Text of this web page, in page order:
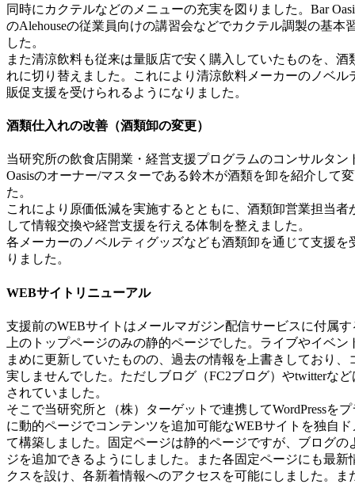
同時にカクテルなどのメニューの充実を図りました。Bar
のAlehouseの従業員向けの講習会などでカクテル調製の基本
した。
また清涼飲料も従来は量販店で安く購入していたものを、酒
れに切り替えました。これにより清涼飲料メーカーのノベル
販促支援を受けられるようになりました。
酒類仕入れの改善（酒類卸の変更）
当研究所の飲食店開業・経営支援プログラムのコンサルタン
Oasisのオーナー/マスターである鈴木が酒類を卸を紹介して
た。
これにより原価低減を実施するとともに、酒類卸営業担当者
して情報交換や経営支援を行える体制を整えました。
各メーカーのノベルティグッズなども酒類卸を通じて支援を
りました。
WEBサイトリニューアル
支援前のWEBサイトはメールマガジン配信サービスに付属
上のトップページのみの静的ページでした。ライブやイベン
まめに更新していたものの、過去の情報を上書きしており、
実しませんでした。ただしブログ（FC2ブログ）やtwitterな
されていました。
そこで当研究所と（株）ターゲットで連携してWordPressを
に動的ページでコンテンツを追加可能なWEBサイトを独自
て構築しました。固定ページは静的ページですが、ブログの
ジを追加できるようにしました。また各固定ページにも最新
クスを設け、各新着情報へのアクセスを可能にしました。ま